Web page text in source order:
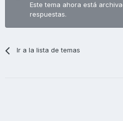
Este tema ahora está
respuestas.
Ir a la lista de temas